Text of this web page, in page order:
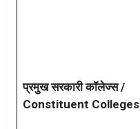
प्रमुख सरकारी कॉलेज्स /
Constituent Colleges